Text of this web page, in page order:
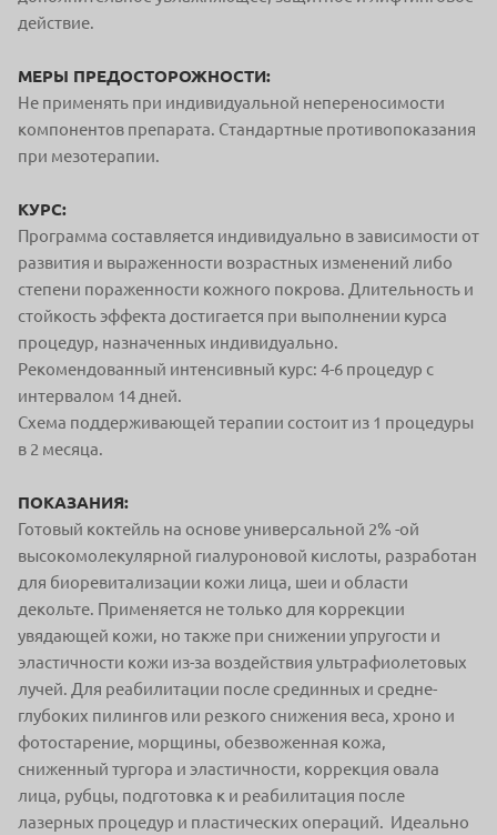
действие.
МЕРЫ ПРЕДОСТОРОЖНОСТИ:
Не применять при индивидуальной непереносимости
компонентов препарата. Стандартные противопоказания
при мезотерапии.
КУРС:
Программа составляется индивидуально в зависимости от
развития и выраженности возрастных изменений либо
степени пораженности кожного покрова. Длительность и
стойкость эффекта достигается при выполнении курса
процедур, назначенных индивидуально.
Рекомендованный интенсивный курс: 4-6 процедур с
интервалом 14 дней.
Схема поддерживающей терапии состоит из 1 процедуры
в 2 месяца.
ПОКАЗАНИЯ:
Готовый коктейль на основе универсальной 2% -ой
высокомолекулярной гиалуроновой кислоты, разработан
для биоревитализации кожи лица, шеи и области
декольте. Применяется не только для коррекции
увядающей кожи, но также при снижении упругости и
эластичности кожи из-за воздействия ультрафиолетовых
лучей. Для реабилитации после срединных и средне-
глубоких пилингов или резкого снижения веса, хроно и
фотостарение, морщины, обезвоженная кожа,
сниженный тургора и эластичности, коррекция овала
лица, рубцы, подготовка к и реабилитация после
лазерных процедур и пластических операций. Идеально